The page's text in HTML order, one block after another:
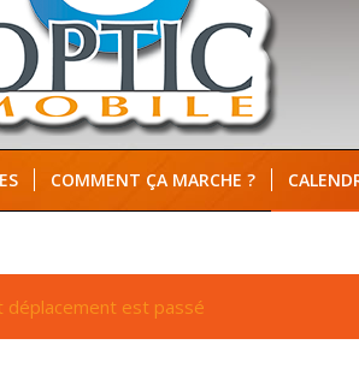
COMMENT ÇA MARCHE ?
déplacement est passé